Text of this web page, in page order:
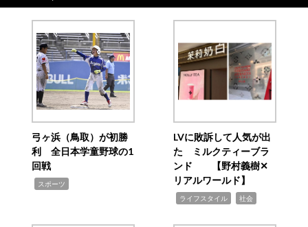
弓ヶ浜（鳥取）が初勝
利 全日本学童野球の1
回戦
スポーツ
LVに敗訴して人気が出
た ミルクティーブラ
ンド 【野村義樹✕
リアルワールド】
ライフスタイル 社会